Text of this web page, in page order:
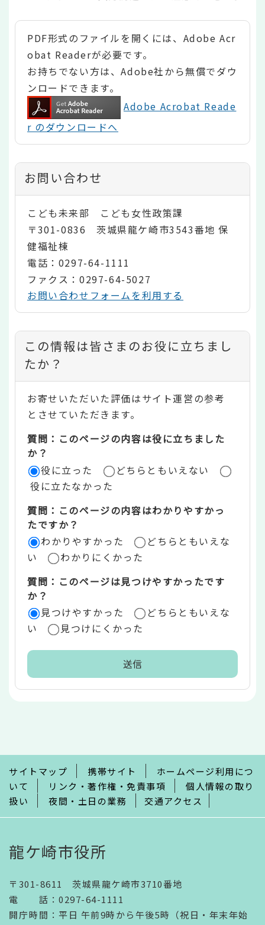
PDF形式のファイルを開くには、Adobe Acr
obat Readerが必要です。
お持ちでない方は、Adobe社から無償でダウ
ンロードできます。
Adobe Acrobat Reade
r のダウンロードへ
お問い合わせ
こども未来部 こども女性政策課
〒301-0836 茨城県龍ケ崎市3543番地 保
健福祉棟
電話：0297-64-1111
ファクス：0297-64-5027
お問い合わせフォームを利用する
コ
ン
テ
ン
ツ
評
価
リ
ア
この情報は皆さまのお役に立ちまし
たか？
お寄せいただいた評価はサイト運営の参考
とさせていただきます。
質問：このページの内容は役に立ちました
か？
役に立った
どちらともいえない
役に立たなかった
質問：このページの内容はわかりやすかっ
たですか？
わかりやすかった
どちらともいえな
い
わかりにくかった
質問：このページは見つけやすかったです
か？
見つけやすかった
どちらともいえな
い
見つけにくかった
で
サイトマップ 携帯サイト
ホームページ利用につ
いて
リンク・著作権・免責事項
個人情報の取り
扱い
夜間・土日の業務 交通アクセス
龍ケ崎市役所
〒301-8611 茨城県龍ケ崎市3710番地
電話 ： 0297-64-1111
開庁時間 ： 平日 午前9時から午後5時（祝日・年末年始